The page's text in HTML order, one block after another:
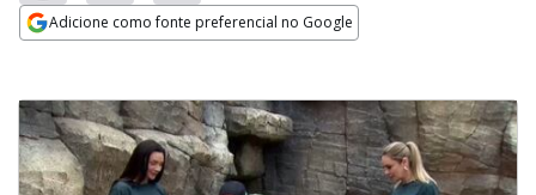
Adicione como fonte preferencial no Google